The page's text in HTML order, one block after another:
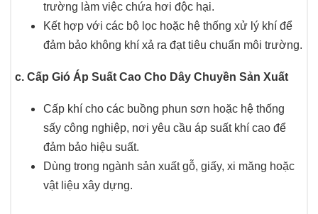
trường làm việc chứa hơi độc hại.
Kết hợp với các bộ lọc hoặc hệ thống xử lý khí để
đảm bảo không khí xả ra đạt tiêu chuẩn môi trường.
c. Cấp Gió Áp Suất Cao Cho Dây Chuyền Sản Xuất
Cấp khí cho các buồng phun sơn hoặc hệ thống
sấy công nghiệp, nơi yêu cầu áp suất khí cao để
đảm bảo hiệu suất.
Dùng trong ngành sản xuất gỗ, giấy, xi măng hoặc
vật liệu xây dựng.